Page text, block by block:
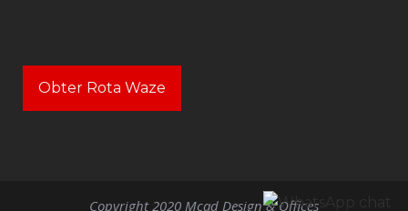
Obter Rota Waze
Copyright 2020 Mcad Design & Offices